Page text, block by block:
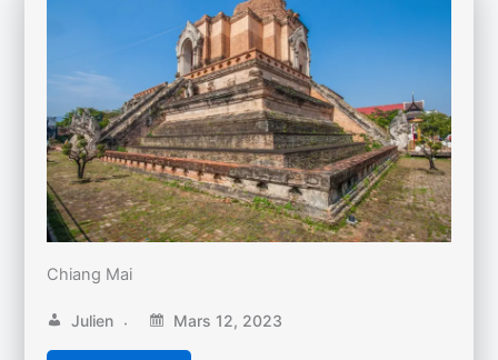
Chiang Mai
Julien Mars 12, 2023